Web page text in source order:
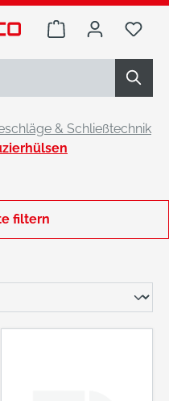
Warenkorb Du
& Schließtechnik
filtern